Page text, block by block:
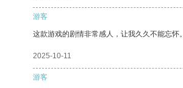
游客
这款游戏的剧情非常感人，让我久久不能忘怀。
2025-10-11
游客